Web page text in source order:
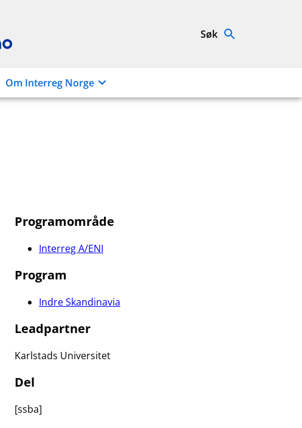
Søk
Om Interreg Norge
Programområde
Interreg A/ENI
Program
Indre Skandinavia
Leadpartner
Karlstads Universitet
Del
[ssba]